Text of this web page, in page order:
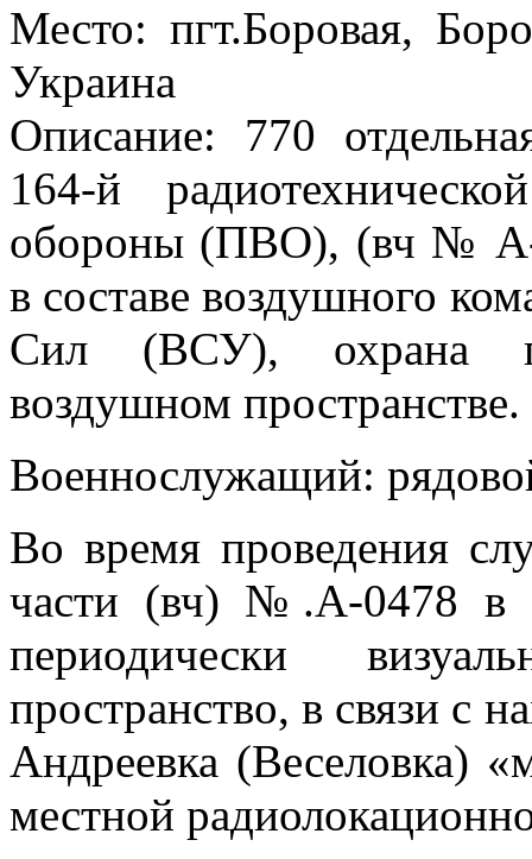
Место: пгт.Боровая,
Украина
Описание: 770
164-й
обороны (ПВО), (вч № А-
в составе воздушного
Сил (ВСУ), охрана
воздушном пространстве.
Военнослужащий:
Во время проведения
части (вч) №.А-0478 в
периодически
пространство, в связи с
Андреевка (Веселовка)
местной